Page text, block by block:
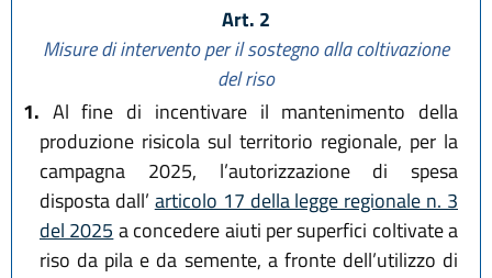
Art. 2
Misure di intervento per il sostegno alla coltivazione
del riso
1. Al fine di incentivare il mantenimento della
produzione risicola sul territorio regionale, per la
campagna 2025, l’autorizzazione di spesa
disposta dall’ articolo 17 della legge regionale n. 3
del 2025 a concedere aiuti per superfici coltivate a
riso da pila e da semente, a fronte dell’utilizzo di